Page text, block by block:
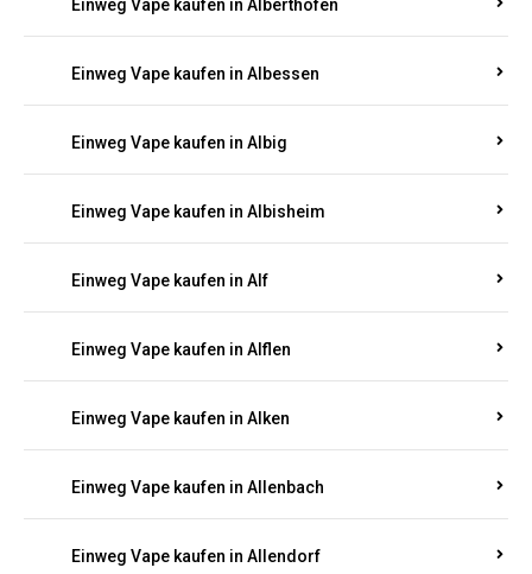
Einweg Vape kaufen in Alberthofen
Einweg Vape kaufen in Albessen
Einweg Vape kaufen in Albig
Einweg Vape kaufen in Albisheim
Einweg Vape kaufen in Alf
Einweg Vape kaufen in Alflen
Einweg Vape kaufen in Alken
Einweg Vape kaufen in Allenbach
Einweg Vape kaufen in Allendorf